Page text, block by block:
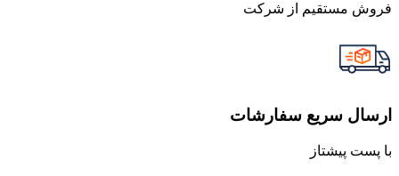
فروش مستقیم از شرکت
ارسال سریع سفارشات
با پست پیشتاز